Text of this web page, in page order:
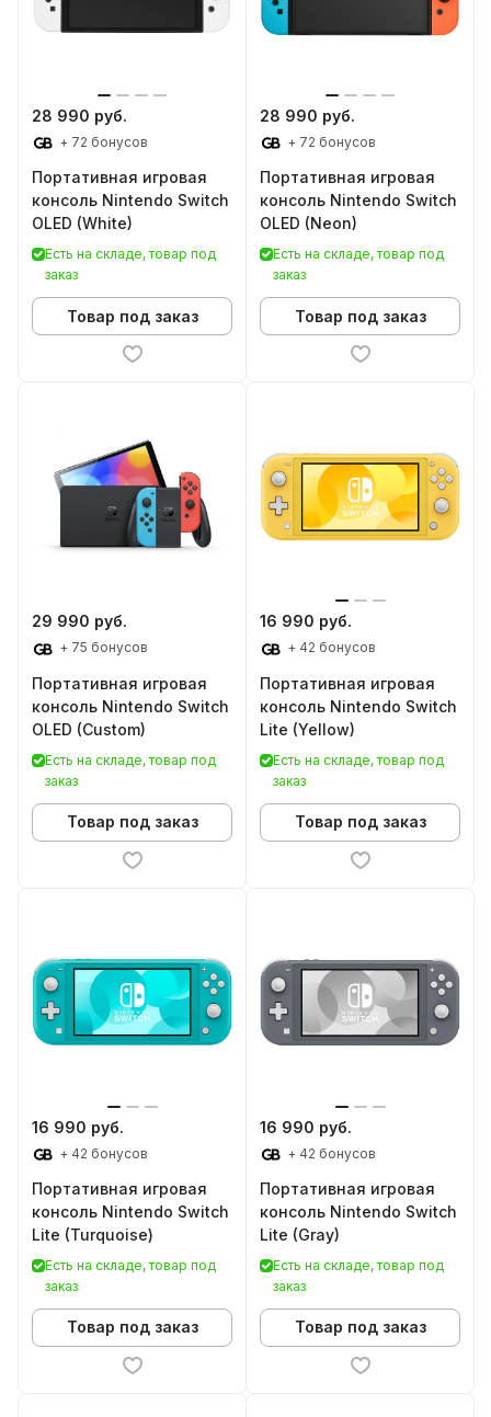
28 990 руб.
+ 72 бонусов
Портативная игровая
консоль Nintendo Switch
OLED (White)
Есть на складе, товар под
заказ
Товар под заказ
28 990 руб.
+ 72 бонусов
Портативная игровая
консоль Nintendo Switch
OLED (Neon)
Есть на складе, товар под
заказ
Товар под заказ
29 990 руб.
+ 75 бонусов
Портативная игровая
консоль Nintendo Switch
OLED (Custom)
Есть на складе, товар под
заказ
Товар под заказ
16 990 руб.
+ 42 бонусов
Портативная игровая
консоль Nintendo Switch
Lite (Yellow)
Есть на складе, товар под
заказ
Товар под заказ
16 990 руб.
+ 42 бонусов
Портативная игровая
консоль Nintendo Switch
Lite (Turquoise)
Есть на складе, товар под
заказ
Товар под заказ
16 990 руб.
+ 42 бонусов
Портативная игровая
консоль Nintendo Switch
Lite (Gray)
Есть на складе, товар под
заказ
Товар под заказ